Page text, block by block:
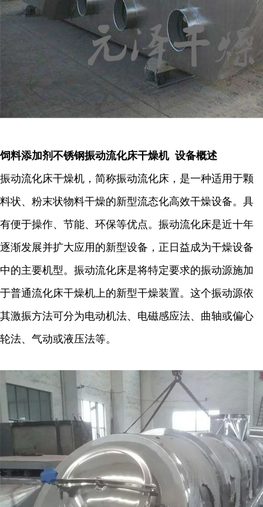
饲料添加剂不锈钢振动流化床干燥机 设备概述
振动流化床干燥机，简称振动流化床，是一种适用于颗
料状、粉末状物料干燥的新型流态化高效干燥设备。具
有便于操作、节能、环保等优点。振动流化床是近十年
逐渐发展并扩大应用的新型设备，正日益成为干燥设备
中的主要机型。振动流化床是将特定要求的振动源施加
于普通流化床干燥机上的新型干燥装置。这个振动源依
其激振方法可分为电动机法、电磁感应法、曲轴或偏心
轮法、气动或液压法等。